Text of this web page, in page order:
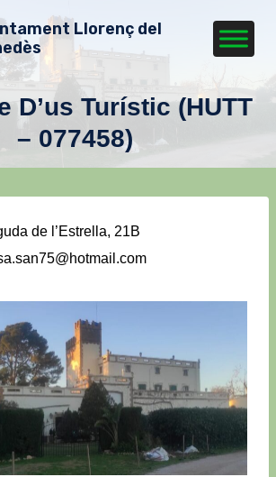
Llorenç del
D’us Turístic (HUTT
– 077458)
de l’Estrella, 21B